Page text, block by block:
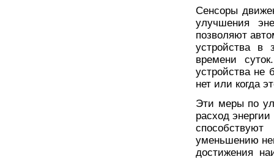
Сенсоры
улучшения
позволяют
устройства в
времени
устройства не
нет или когда
Эти меры по
расход
уменьшению
достижения